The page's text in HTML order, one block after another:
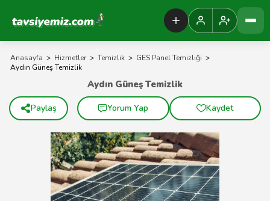
Tavsiyemiz Anasayfa
Anasayfa > Hizmetler > Temizlik > GES Panel Temizliği >
Aydın Güneş Temizlik
Aydın Güneş Temizlik
Paylaş Yorum Yap Kaydet